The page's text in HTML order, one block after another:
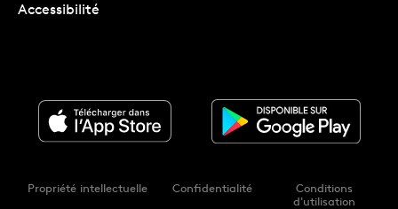
Accessibilité
Propriété intellectuelle Confidentialité
Conditions
d'utilisation